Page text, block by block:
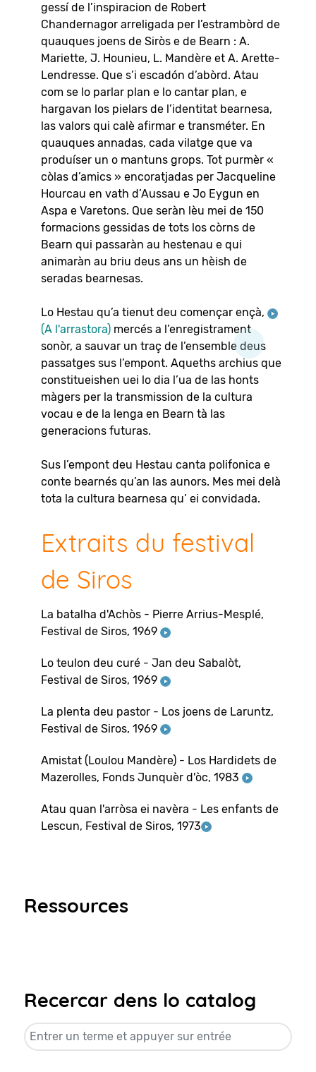
gessí de l’inspiracion de Robert
Chandernagor arreligada per l’estrambòrd de
quauques joens de Siròs e de Bearn : A.
Mariette, J. Hounieu, L. Mandère et A. Arette-
Lendresse. Que s’i escadón d’abòrd. Atau
com se lo parlar plan e lo cantar plan, e
hargavan los pielars de l’identitat bearnesa,
las valors qui calè afirmar e transméter. En
quauques annadas, cada vilatge que va
produíser un o mantuns grops. Tot purmèr «
còlas d’amics » encoratjadas per Jacqueline
Hourcau en vath d’Aussau e Jo Eygun en
Aspa e Varetons. Que seràn lèu mei de 150
formacions gessidas de tots los còrns de
Bearn qui passaràn au hestenau e qui
animaràn au briu deus ans un hèish de
seradas bearnesas.
Lo Hestau qu’a tienut deu començar ençà,
(A l'arrastora) mercés a l’enregistrament
sonòr, a sauvar un traç de l’ensemble deus
passatges sus l’empont. Aqueths archius que
constitueishen uei lo dia l’ua de las honts
màgers per la transmission de la cultura
vocau e de la lenga en Bearn tà las
generacions futuras.
Sus l’empont deu Hestau canta polifonica e
conte bearnés qu’an las aunors. Mes mei delà
tota la cultura bearnesa qu’ ei convidada.
Extraits du festival
de Siros
La batalha d'Achòs - Pierre Arrius-Mesplé,
Festival de Siros, 1969
Lo teulon deu curé - Jan deu Sabalòt,
Festival de Siros, 1969
La plenta deu pastor - Los joens de Laruntz,
Festival de Siros, 1969
Amistat (Loulou Mandère) - Los Hardidets de
Mazerolles, Fonds Junquèr d'òc, 1983
Atau quan l'arròsa ei navèra - Les enfants de
Lescun, Festival de Siros, 1973
Ressources
Recercar dens lo catalog